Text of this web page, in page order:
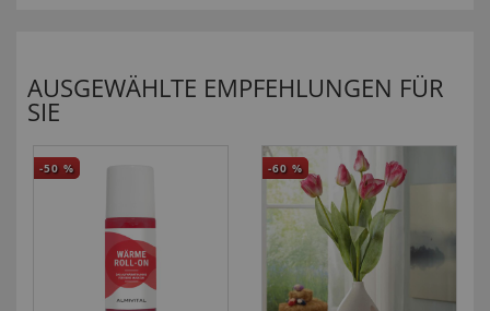
AUSGEWÄHLTE EMPFEHLUNGEN FÜR
SIE
-50 % -60 %